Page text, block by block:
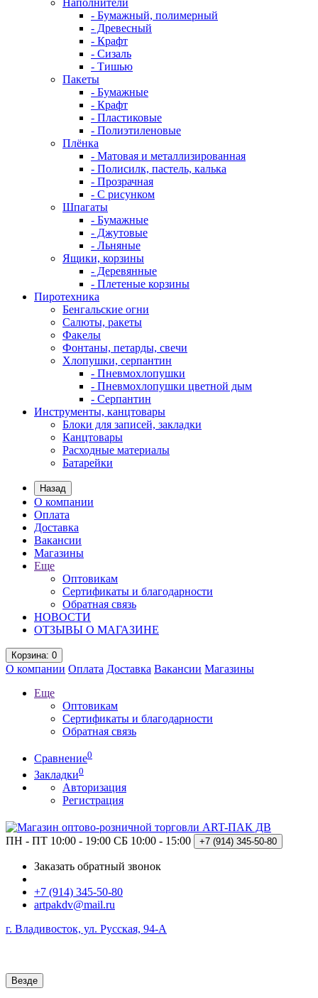
Наполнители
- Бумажный, полимерный
- Древесный
- Крафт
- Сизаль
- Тишью
Пакеты
- Бумажные
- Крафт
- Пластиковые
- Полиэтиленовые
Плёнка
- Матовая и металлизированная
- Полисилк, пастель, калька
- Прозрачная
- С рисунком
Шпагаты
- Бумажные
- Джутовые
- Льняные
Ящики, корзины
- Деревянные
- Плетеные корзины
Пиротехника
Бенгальские огни
Салюты, ракеты
Факелы
Фонтаны, петарды, свечи
Хлопушки, серпантин
- Пневмохлопушки
- Пневмохлопушки цветной дым
- Серпантин
Инструменты, канцтовары
Блоки для записей, закладки
Канцтовары
Расходные материалы
Батарейки
Назад
О компании
Оплата
Доставка
Вакансии
Магазины
Еще
Оптовикам
Сертификаты и благодарности
Обратная связь
НОВОСТИ
ОТЗЫВЫ О МАГАЗИНЕ
Корзина: 0
О компании Оплата Доставка Вакансии Магазины
Еще
Оптовикам
Сертификаты и благодарности
Обратная связь
Сравнение0
Закладки0
Авторизация
Регистрация
ПН - ПТ 10:00 - 19:00 СБ 10:00 - 15:00 +7 (914) 345-50-80
Заказать обратный звонок
+7 (914) 345-50-80
artpakdv@mail.ru
г. Владивосток, ул. Русская, 94-А
Везде